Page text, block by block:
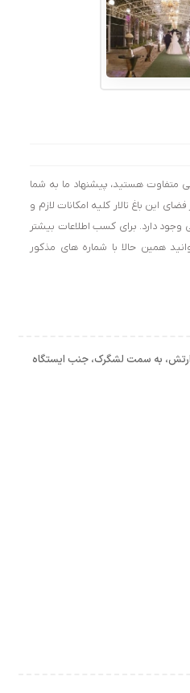
متفاوت هستید، پیشنهاد ما به شما
فضای این باغ تالار کلیه امکانات لازم و
دارد. برای کسب اطلاعات بیشتر
همین حالا با شماره های مذکور
ارتش، به سمت لشگرک، جنب ایستگاه